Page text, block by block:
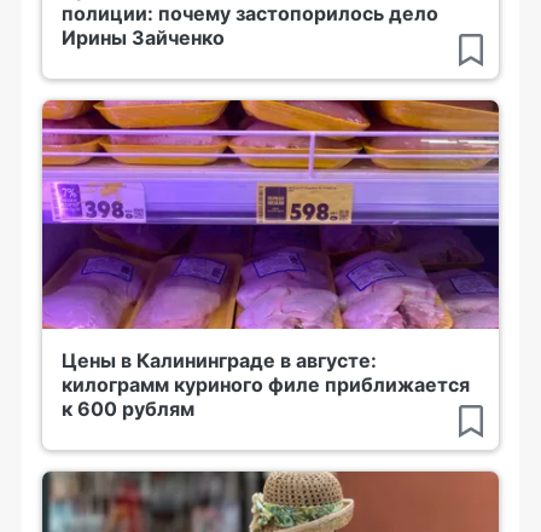
полиции: почему застопорилось дело
Ирины Зайченко
Цены в Калининграде в августе:
килограмм куриного филе приближается
к 600 рублям